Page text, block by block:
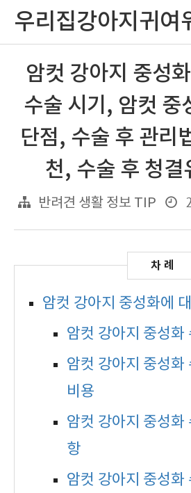
우리집강아지귀여
암컷 강아지 중성
수술 시기, 암컷 중
단점, 수술 후 관리
천, 수술 후 청결
반려견 생활 정보 TIP
암컷 강아지 중성화에
암컷 강아지 중성화
암컷 강아지 중성화
비용
암컷 강아지 중성화
항
암컷 강아지 중성화